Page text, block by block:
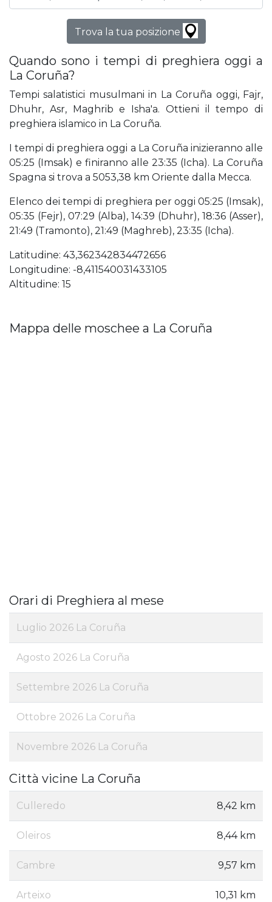
Trova la tua posizione
Quando sono i tempi di preghiera oggi a
La Coruña?
Tempi salatistici musulmani in La Coruña oggi, Fajr,
Dhuhr, Asr, Maghrib e Isha'a. Ottieni il tempo di
preghiera islamico in La Coruña.
I tempi di preghiera oggi a La Coruña inizieranno alle
05:25 (Imsak) e finiranno alle 23:35 (Icha). La Coruña
Spagna si trova a 5053,38 km Oriente dalla Mecca.
Elenco dei tempi di preghiera per oggi 05:25 (Imsak),
05:35 (Fejr), 07:29 (Alba), 14:39 (Dhuhr), 18:36 (Asser),
21:49 (Tramonto), 21:49 (Maghreb), 23:35 (Icha).
Latitudine: 43,362342834472656
Longitudine: -8,411540031433105
Altitudine: 15
Mappa delle moschee a La Coruña
Orari di Preghiera al mese
Luglio 2026 La Coruña
Agosto 2026 La Coruña
Settembre 2026 La Coruña
Ottobre 2026 La Coruña
Novembre 2026 La Coruña
Città vicine La Coruña
Culleredo 8,42 km
Oleiros 8,44 km
Cambre 9,57 km
Arteixo 10,31 km